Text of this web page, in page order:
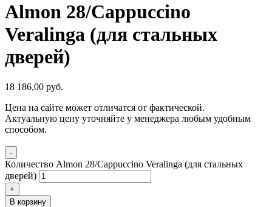
Almon 28/Cappuccino
Veralinga (для стальных
дверей)
18 186,00 руб.
Цена на сайте может отличатся от фактической.
Актуальную цену уточняйте у менеджера любым удобным
способом.
-
Количество Almon 28/Cappuccino Veralinga (для стальных
дверей)
+
В корзину